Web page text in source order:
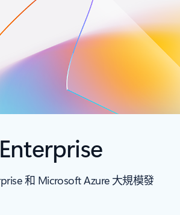
和 Microsoft Azure 大規模發